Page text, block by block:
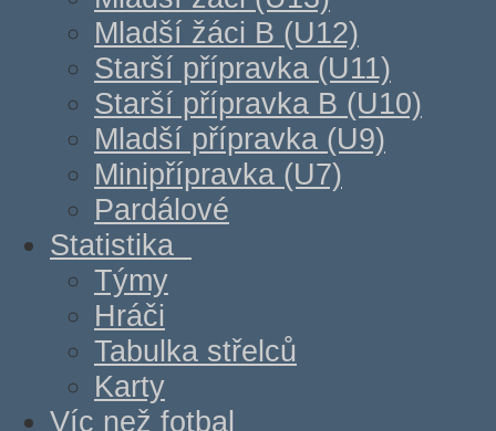
Mladší žáci B (U12)
Starší přípravka (U11)
Starší přípravka B (U10)
Mladší přípravka (U9)
Minipřípravka (U7)
Pardálové
Statistika
Týmy
Hráči
Tabulka střelců
Karty
Víc než fotbal